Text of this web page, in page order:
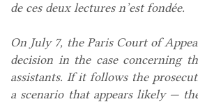
de ces deux lectures n’est fondée.
On July 7, the Paris Court of
decision in the case concerning
assistants. If it follows the
a scenario that appears likely —